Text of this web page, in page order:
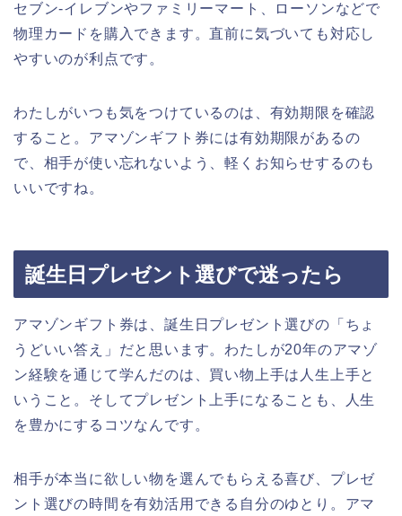
セブン-イレブンやファミリーマート、ローソンなどで
物理カードを購入できます。直前に気づいても対応し
やすいのが利点です。
わたしがいつも気をつけているのは、有効期限を確認
すること。アマゾンギフト券には有効期限があるの
で、相手が使い忘れないよう、軽くお知らせするのも
いいですね。
誕生日プレゼント選びで迷ったら
アマゾンギフト券は、誕生日プレゼント選びの「ちょ
うどいい答え」だと思います。わたしが20年のアマゾ
ン経験を通じて学んだのは、買い物上手は人生上手と
いうこと。そしてプレゼント上手になることも、人生
を豊かにするコツなんです。
相手が本当に欲しい物を選んでもらえる喜び、プレゼ
ント選びの時間を有効活用できる自分のゆとり。アマ